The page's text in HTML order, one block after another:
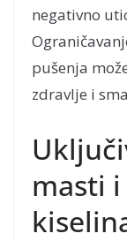
negativno
pušenja
zdravlje i
masti